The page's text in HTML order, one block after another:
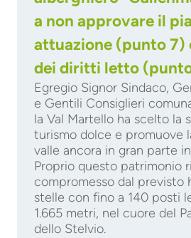
a non approvare il
attuazione (punto 7)
dei diritti letto
Egregio Signor Sindaco,
e Gentili Consiglieri
la Val Martello ha scelto la
turismo dolce e promuove
valle ancora in gran parte
Proprio questo patrimonio
compromesso dal
stelle con fino a 140 posti
1.665 metri, nel cuore del
dello Stelvio.